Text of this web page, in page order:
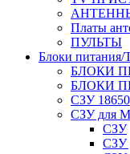
Платы
ПУЛЬТЫ
Блоки питания/
БЛОКИ
БЛОКИ
СЗУ 18650
СЗУ для
СЗУ